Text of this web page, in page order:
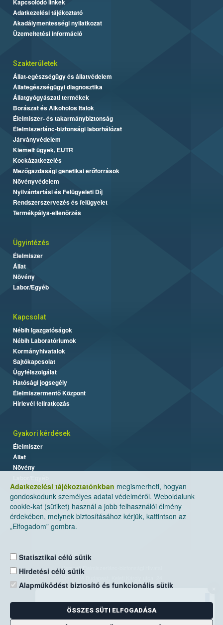
Adatkezelési tájékoztatónkban megismerheti, hogyan
gondoskodunk személyes adatai védelméről. Weboldalunk
cookie-kat (sütiket) használ a jobb felhasználói élmény
érdekében, melynek biztosításához kérjük, kattintson az
„Elfogadom” gombra.
Statisztikai célú sütik
Hirdetési célú sütik
Alapműködést biztosító és funkcionális sütik
ÖSSZES SÜTI ELFOGADÁSA
Kapcsolódó linkek
Adatkezelési tájékoztató
Akadálymentességi nyilatkozat
Üzemeltetési információ
Szakterületek
Állat-egészségügy és állatvédelem
Állategészségügyi diagnosztika
Állatgyógyászati termékek
Borászat és Alkoholos Italok
Élelmiszer- és takarmánybiztonság
Élelmiszerlánc-biztonsági laborhálózat
Járványvédelem
Kiemelt ügyek, EUTR
Kockázatkezelés
Mezőgazdasági genetikai erőforrások
Növényvédelem
Nyilvántartási és Felügyeleti Díj
Rendszerszervezés és felügyelet
Termékpálya-ellenőrzés
Ügyintézés
Élelmiszer
Állat
Növény
Labor/Egyéb
Kapcsolat
Nébih Igazgatóságok
Nébih Laboratóriumok
Kormányhivatalok
Sajtókapcsolat
Ügyfélszolgálat
Hatósági jogsegély
Élelmiszermentő Központ
Hírlevél feliratkozás
Gyakori kérdések
Élelmiszer
Állat
Növény
Nemzeti Élelmiszerlánc-biztonsági Hivatal
Levelezési cím: 1525 Budapest. Pf. 30.
E-mail:ugyfelszolgalat@nebih.gov.hu